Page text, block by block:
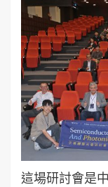
這場研討會是